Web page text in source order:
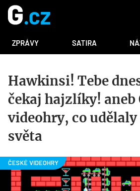
ZPRÁVY SATIRA
Hawkinsi! Tebe
čekaj hajzlíky! aneb
videohry, co
světa